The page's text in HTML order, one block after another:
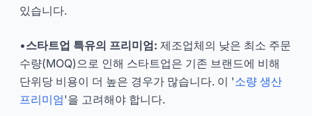
있습니다.
•스타트업 특유의 프리미엄: 제조업체의 낮은 최소 주문
수량(MOQ)으로 인해 스타트업은 기존 브랜드에 비해
단위당 비용이 더 높은 경우가 많습니다. 이 '소량 생산
프리미엄'을 고려해야 합니다.